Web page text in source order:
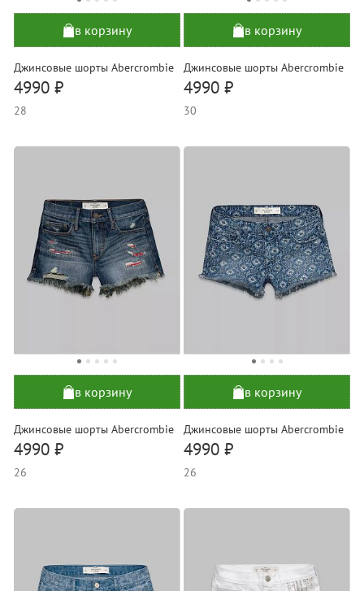
в корзину
Джинсовые шорты Abercrombie
4990 ₽
28
в корзину
Джинсовые шорты Abercrombie
4990 ₽
30
в корзину
Джинсовые шорты Abercrombie
4990 ₽
26
в корзину
Джинсовые шорты Abercrombie
4990 ₽
26